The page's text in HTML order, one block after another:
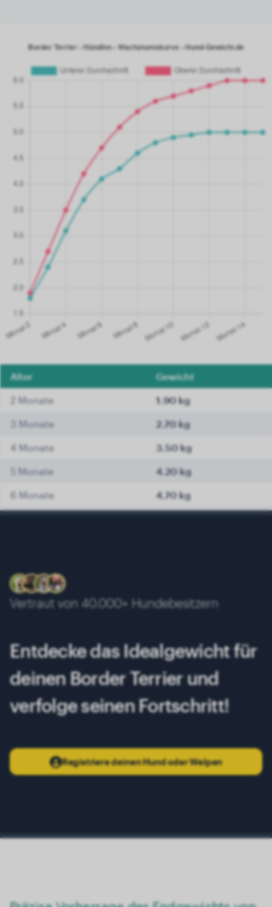
Alter Gewicht
2 Monate 1.90 kg
3 Monate 2.70 kg
4 Monate 3.50 kg
5 Monate 4.20 kg
6 Monate 4.70 kg
10 Monate
13 Monate 6.00 kg
Vertraut von 40.000+ Hundebesitzern
Entdecke das Idealgewicht für
deinen Border Terrier und
verfolge seinen Fortschritt!
Registriere deinen Hund oder Welpen